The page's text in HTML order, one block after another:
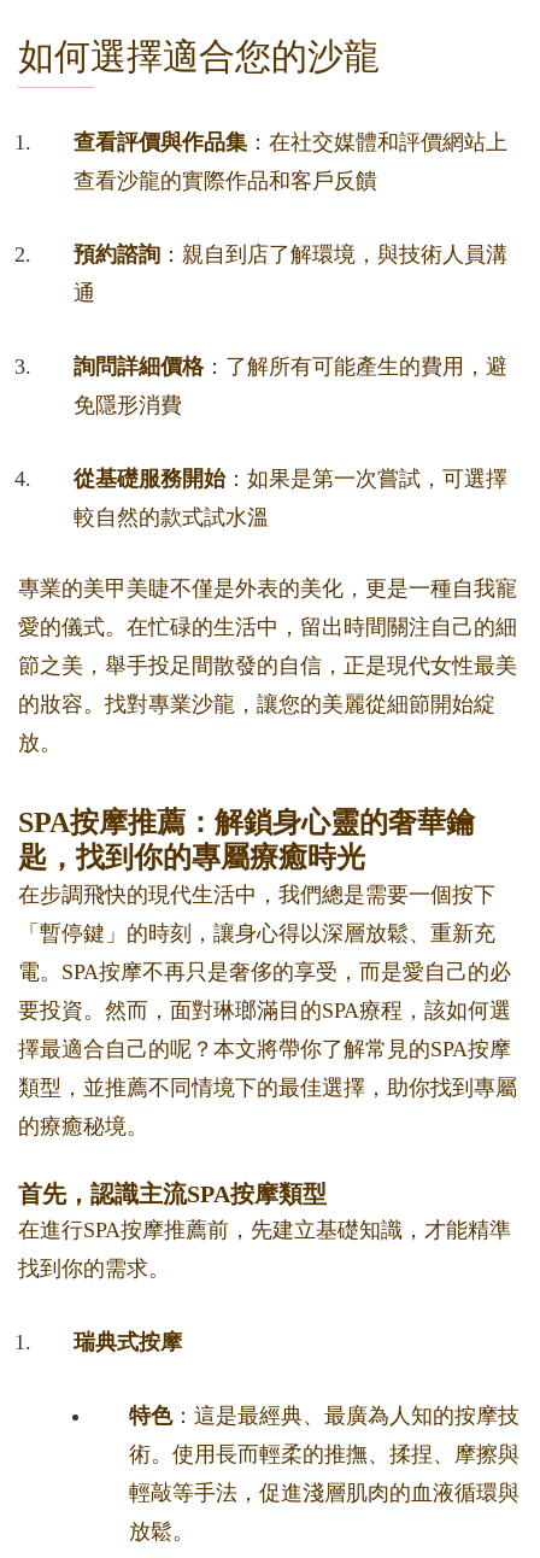
如何選擇適合您的沙龍
查看評價與作品集 ：在社交媒體和評價網站上
查看沙龍的實際作品和客戶反饋
預約諮詢 ：親自到店了解環境，與技術人員溝
通
詢問詳細價格：了解所有可能產生的費用，避
免隱形消費
從基礎服務開始：如果是第一次嘗試，可選擇
較自然的款式試水溫
專業的美甲美睫不僅是外表的美化，更是一種自我寵
愛的儀式。在忙碌的生活中，留出時間關注自己的細
節之美，舉手投足間散發的自信，正是現代女性最美
的妝容。找對專業沙龍，讓您的美麗從細節開始綻
放。
SPA按摩推薦：解鎖身心靈的奢華鑰
匙，找到你的專屬療癒時光
在步調飛快的現代生活中，我們總是需要一個按下
「暫停鍵」的時刻，讓身心得以深層放鬆、重新充
電。SPA按摩不再只是奢侈的享受，而是愛自己的必
要投資。然而，面對琳瑯滿目的SPA療程，該如何選
擇最適合自己的呢？本文將帶你了解常見的SPA按摩
類型，並推薦不同情境下的最佳選擇，助你找到專屬
的療癒秘境。
首先，認識主流SPA按摩類型
在進行SPA按摩推薦前，先建立基礎知識，才能精準
找到你的需求。
瑞典式按摩
特色：這是最經典、最廣為人知的按摩技
術。使用長而輕柔的推撫、揉捏、摩擦與
輕敲等手法，促進淺層肌肉的血液循環與
放鬆。